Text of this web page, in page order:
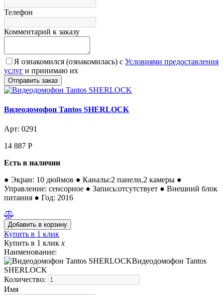
Телефон
Комментарий к заказу
Я ознакомился (ознакомилась) с Условиями предоставления
услуг и принимаю их
Видеодомофон Tantos SHERLOCK
Арт: 0291
14 887 Р
Есть в наличии
● Экран: 10 дюймов ● Каналы:2 панели,2 камеры ●
Управление: сенсорное ● Запись:отсутствует ● Внешний блок
питания ● Год: 2016
Купить в 1 клик
Купить в 1 клик x
Наименование:
Видеодомофон Tantos
SHERLOCK
Количество:
Имя